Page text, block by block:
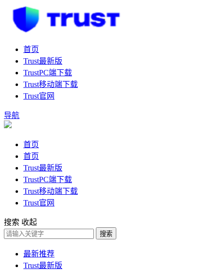
首页
Trust最新版
TrustPC端下载
Trust移动端下载
Trust官网
导航
首页
首页
Trust最新版
TrustPC端下载
Trust移动端下载
Trust官网
搜索 收起
搜索
最新推荐
Trust最新版